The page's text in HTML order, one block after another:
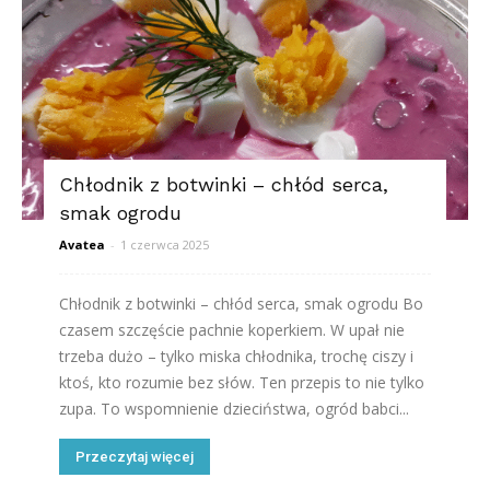
Chłodnik z botwinki – chłód serca,
smak ogrodu
Avatea - 1 czerwca 2025
Chłodnik z botwinki – chłód serca, smak ogrodu Bo
czasem szczęście pachnie koperkiem. W upał nie
trzeba dużo – tylko miska chłodnika, trochę ciszy i
ktoś, kto rozumie bez słów. Ten przepis to nie tylko
zupa. To wspomnienie dzieciństwa, ogród babci...
Przeczytaj więcej